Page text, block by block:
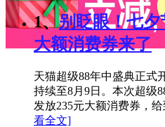
1、 别眨眼！七夕
大额消费券来了
天猫超级88年中盛典正式
持续至8月9日。本次超级
发放235元大额消费券，
看全文]